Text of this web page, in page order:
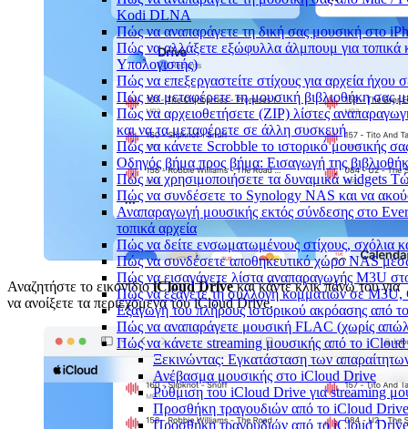
Kodi DLNA
Πώς να αναπαράγετε τη δική σας μουσική στο
Πώς να αλλάξετε εξώφυλλα άλμπουμ για
Υπολογιστής)
Πώς να επεξεργαστείτε στίχους για αρχεία
Πώς να μεταφέρετε τη μουσική βιβλιοθήκη
Πώς να αρχειοθετήσετε (ZIP) λίστες
και να τα μεταφέρετε σε άλλη συσκευή
Πώς να κάνετε Scrobble το ιστορικό μουσικής
Οδηγός βήμα προς βήμα: Εισαγωγή της
Πώς να χρησιμοποιήσετε τα δυναμικά widgets
Πώς να συνδέσετε το Synology NAS και να
Αναπαραγωγή μουσικής εκτός σύνδεσης στο
τοπικά αρχεία
Πώς να δείτε ενσωματωμένους στίχους, σχόλια
Πώς να συνδέσετε αποθηκευτικό χώρο NAS
Πώς να εισαγάγετε λίστα αναπαραγωγής M3U
Πώς να εξάγετε τη συλλογή κομματιών σε
Εξαγωγή του πλήρους ιστορικού ακρόασης από
Πώς να αναπαράγετε μουσική FLAC (χωρίς
Πώς να κάνετε streaming μουσικής από το
Ξεκινώντας: Εγκατάσταση των
Ανέβασμα μουσικής στο iCloud Drive
Ρύθμιση του iCloud Drive για streaming
Προσθήκη τραγουδιών από το iCloud
Προσθήκη τραγουδιών από το iCloud
Αναζητήστε το εικονίδιοiCloud Driveκαι κάντε κλικ πάνω του για
να ανοίξετε τα περιεχόμενα του iCloud Drive.